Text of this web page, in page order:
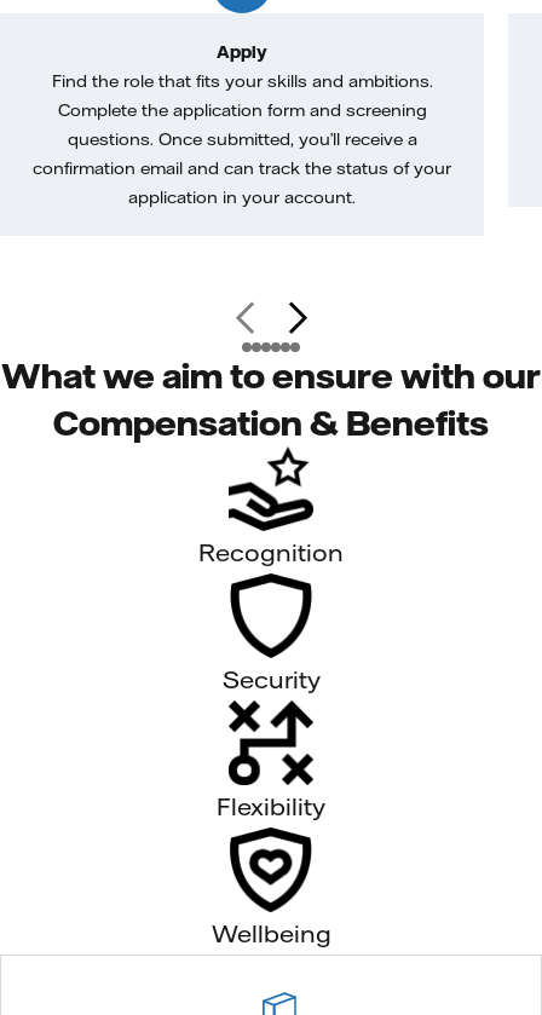
Apply
Find the role that fits your skills and ambitions.
Complete the application form and screening
questions. Once submitted, you’ll receive a
confirmation email and can track the status of your
application in your account.
What we aim to ensure with our
Compensation & Benefits
Recognition
Security
Flexibility
Wellbeing